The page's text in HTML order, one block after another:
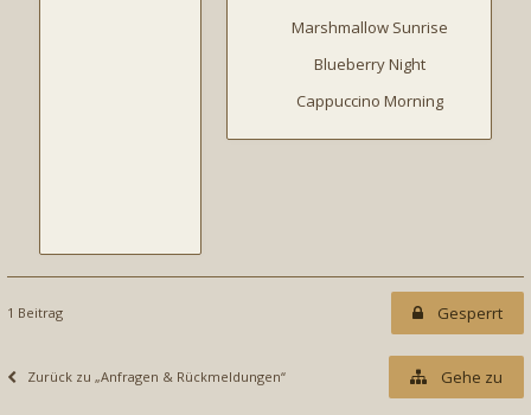
Marshmallow Sunrise
Blueberry Night
Cappuccino Morning
1 Beitrag Gesperrt
Zurück zu „Anfragen & Rückmeldungen“ Gehe zu